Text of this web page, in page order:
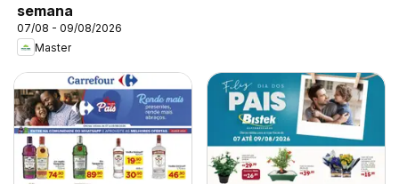
semana
07/08 - 09/08/2026
Master